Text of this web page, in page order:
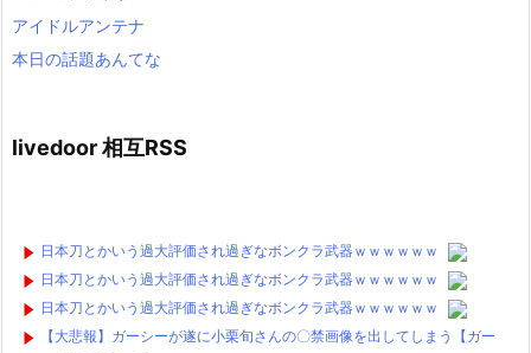
アイドルアンテナ
本日の話題あんてな
livedoor 相互RSS
日本刀とかいう過大評価され過ぎなボンクラ武器ｗｗｗｗｗｗ
日本刀とかいう過大評価され過ぎなボンクラ武器ｗｗｗｗｗｗ
日本刀とかいう過大評価され過ぎなボンクラ武器ｗｗｗｗｗｗ
【大悲報】ガーシーが遂に小栗旬さんの〇禁画像を出してしまう【ガー